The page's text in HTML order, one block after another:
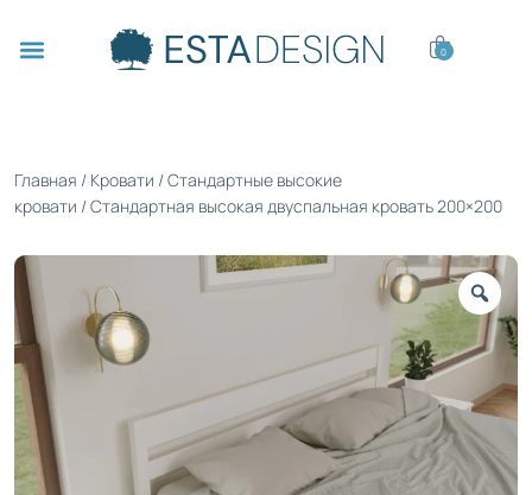
0
Главная / Кровати /Стандартные высокие
кровати / Стандартная высокая двуспальная кровать 200×200